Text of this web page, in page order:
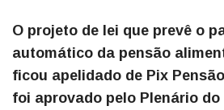
O projeto de lei que prevê o
automático da pensão
ficou apelidado de Pix
foi aprovado pelo Plenário do